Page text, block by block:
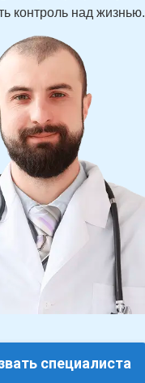
контроль над жизнью.
специалиста